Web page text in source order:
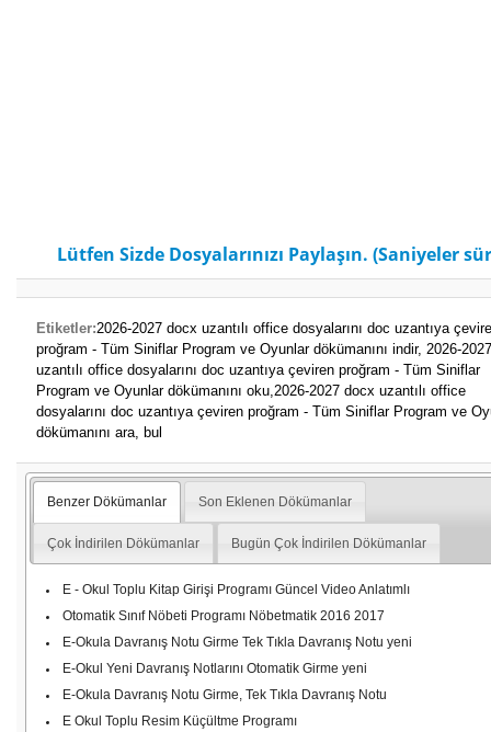
Lütfen Sizde Dosyalarınızı Paylaşın. (Saniyeler
Etiketler:2026-2027 docx uzantılı office dosyalarını doc uzantıya
proğram - Tüm Siniflar Program ve Oyunlar dökümanını indir, 2026-
uzantılı office dosyalarını doc uzantıya çeviren proğram - Tüm Siniflar
Program ve Oyunlar dökümanını oku,2026-2027 docx uzantılı office
dosyalarını doc uzantıya çeviren proğram - Tüm Siniflar Program ve
dökümanını ara, bul
Benzer Dökümanlar Son Eklenen Dökümanlar
Çok İndirilen Dökümanlar Bugün Çok İndirilen Dökümanlar
E - Okul Toplu Kitap Girişi Programı Güncel Video Anlatımlı
Otomatik Sınıf Nöbeti Programı Nöbetmatik 2016 2017
E-Okula Davranış Notu Girme Tek Tıkla Davranış Notu yeni
E-Okul Yeni Davranış Notlarını Otomatik Girme yeni
E-Okula Davranış Notu Girme, Tek Tıkla Davranış Notu
E Okul Toplu Resim Küçültme Programı